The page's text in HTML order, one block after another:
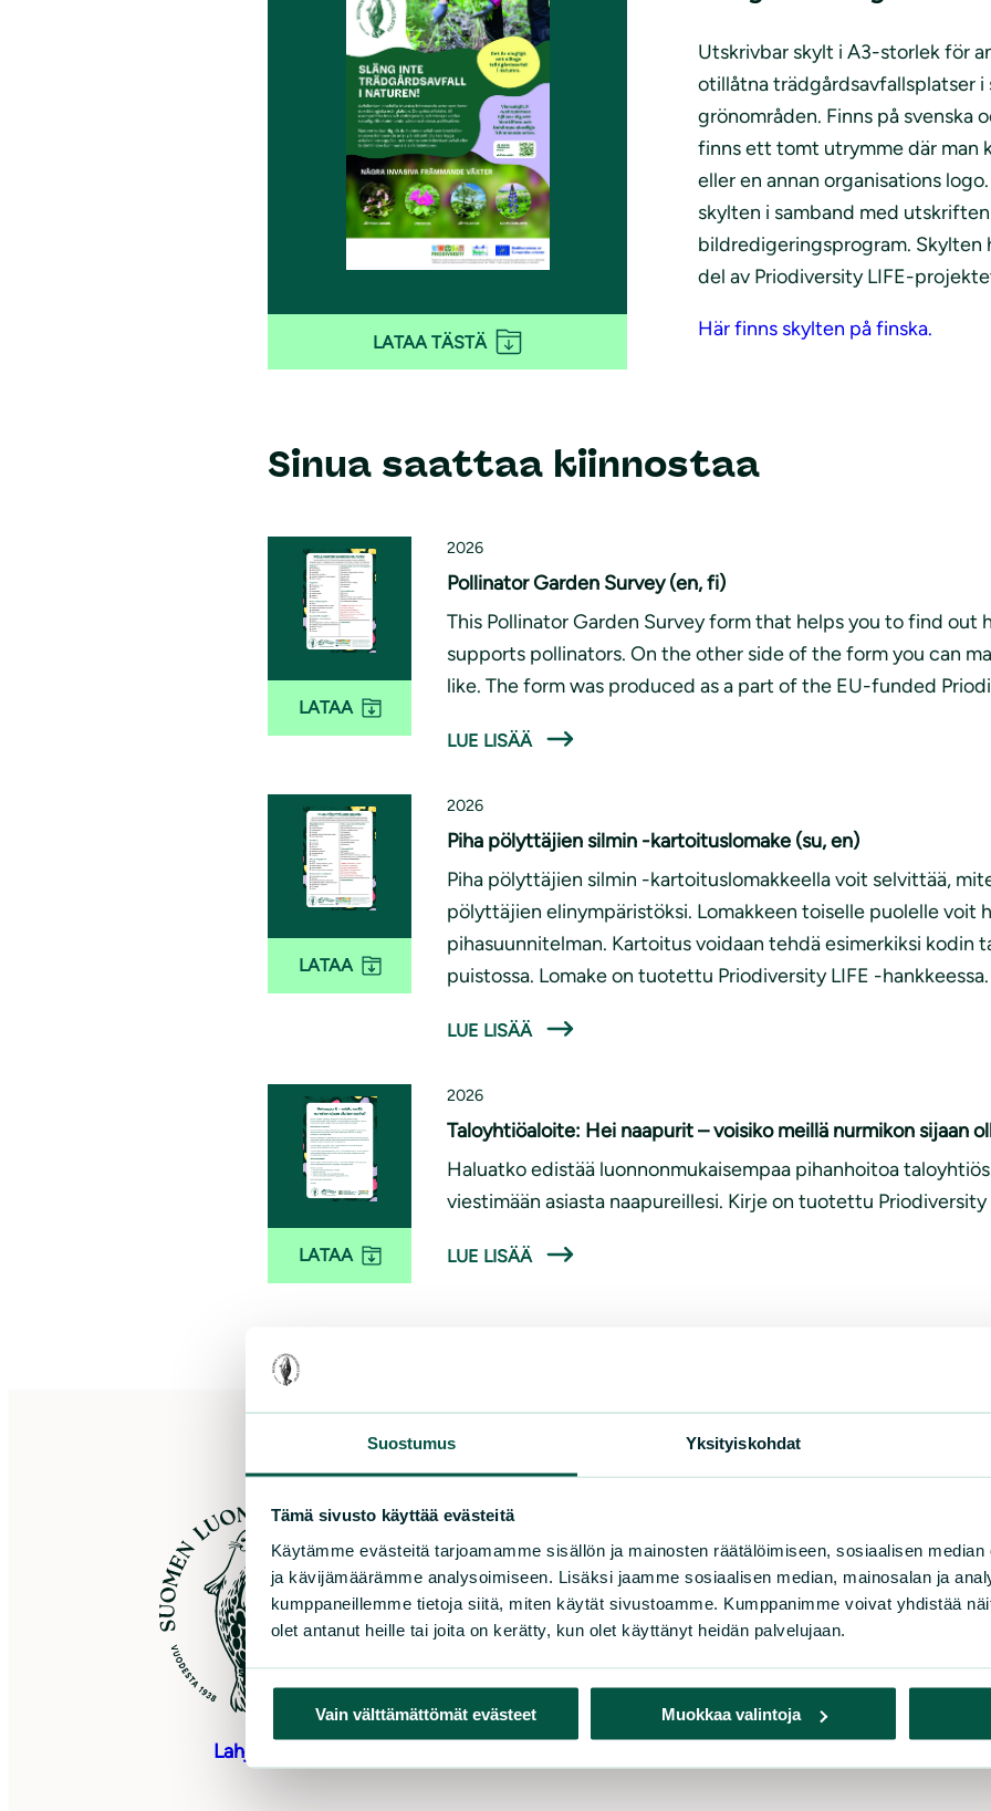
Suostumus Yksityiskohdat
Tämä sivusto käyttää evästeitä
Käytämme evästeitä tarjoamamme sisällön ja mainosten räätälöimiseen, sosiaalisen
ja kävijämäärämme analysoimiseen. Lisäksi jaamme sosiaalisen median, mainosalan ja
kumppaneillemme tietoja siitä, miten käytät sivustoamme. Kumppanimme voivat yhdistää
olet antanut heille tai joita on kerätty, kun olet käyttänyt heidän palvelujaan.
Vain välttämättömät evästeet Muokkaa valintoja
LATAA TÄSTÄ
Utskrivbar skylt i A3-storlek för
otillåtna trädgårdsavfallsplatser i
grönområden. Finns på svenska
finns ett tomt utrymme där man
eller en annan organisations
skylten i samband med
bildredigeringsprogram. Skylten
del av Priodiversity LIFE-
Här finns skylten på finska.
Sinua saattaa kiinnostaa
LATAA
2026
Pollinator Garden Survey (en, fi)
This Pollinator Garden Survey form that helps you to find out
supports pollinators. On the other side of the form you can
like. The form was produced as a part of the EU-funded
LUE LISÄÄ
LATAA
2026
Piha pölyttäjien silmin -kartoituslomake (su, en)
Piha pölyttäjien silmin -kartoituslomakkeella voit selvittää,
pölyttäjien elinympäristöksi. Lomakkeen toiselle puolelle voit
pihasuunnitelman. Kartoitus voidaan tehdä esimerkiksi kodin
puistossa. Lomake on tuotettu Priodiversity LIFE -hankkeessa.
LUE LISÄÄ
LATAA
2026
Taloyhtiöaloite: Hei naapurit – voisiko meillä nurmikon sijaan
Haluatko edistää luonnonmukaisempaa pihanhoitoa
viestimään asiasta naapureillesi. Kirje on tuotettu Priodiversity
LUE LISÄÄ
Lahjoita
Suomen luonnonsuojeluliitto
Sörnäistenkatu 1
00580 Helsinki
toimisto@sll.fi